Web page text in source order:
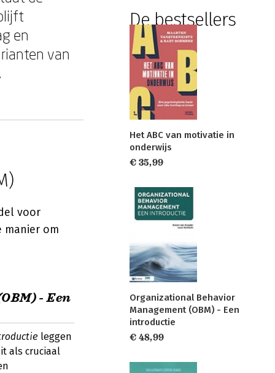
en
van
voor
manier om
- Een
leggen
als cruciaal
De bestsellers
Het ABC van motivatie in
onderwijs
€ 35,99
Organizational Behavior
Management (OBM) - Een
introductie
€ 48,99